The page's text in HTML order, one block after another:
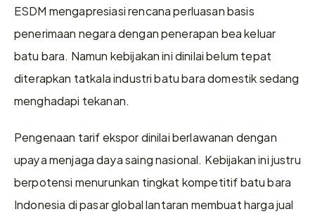
ESDM mengapresiasi rencana perluasan basis
penerimaan negara dengan penerapan bea keluar
batu bara. Namun kebijakan ini dinilai belum tepat
diterapkan tatkala industri batu bara domestik sedang
menghadapi tekanan.
Pengenaan tarif ekspor dinilai berlawanan dengan
upaya menjaga daya saing nasional. Kebijakan ini justru
berpotensi menurunkan tingkat kompetitif batu bara
Indonesia di pasar global lantaran membuat harga jual